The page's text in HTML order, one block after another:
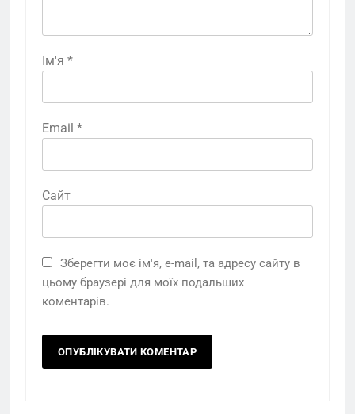
Ім'я *
Email *
Сайт
Зберегти моє ім'я, e-mail, та адресу сайту в
цьому браузері для моїх подальших
коментарів.